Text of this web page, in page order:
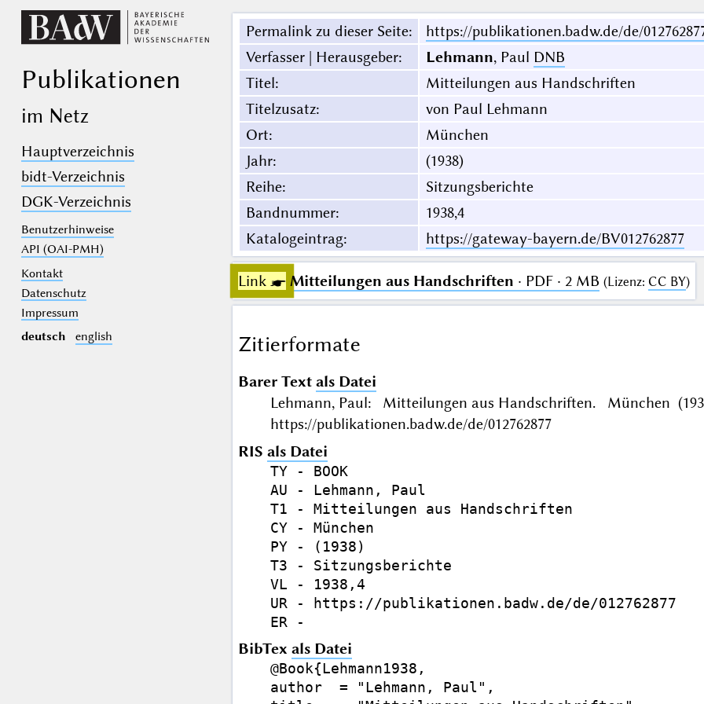
Publikationen
im Netz
Hauptverzeichnis
bidt-Verzeichnis
DGK-Verzeichnis
Benutzerhinweise
API (OAI-PMH)
Kontakt
Datenschutz
Impressum
deutsch
english
Permalink zu dieser Seite:
https://publikationen.badw.de/de/
Verfasser | Herausgeber: Lehmann, Paul DNB
Titel:
Mitteilungen aus Handschriften
Titelzusatz:
von Paul Lehmann
Ort:
München
Jahr:
(1938)
Reihe:
Sitzungsberichte
Bandnummer:
1938,4
Katalogeintrag: https://gateway-bayern.de/BV012762877
Link ☛ Mitteilungen aus Handschriften · PDF · 2 MB (Lizenz: CC BY)
Zitierformate
Barer Text als Datei
Lehmann, Paul: Mitteilungen aus Handschriften. München
https://publikationen.badw.de/de/012762877
RIS als Datei
TY - BOOK
AU - Lehmann, Paul
T1 - Mitteilungen aus Handschriften
CY - München
PY - (1938)
T3 - Sitzungsberichte
VL - 1938,4
UR - https://publikationen.badw.de/de/012762877
BibTex als Datei
@Book{Lehmann1938,
author  = "Lehmann, Paul",